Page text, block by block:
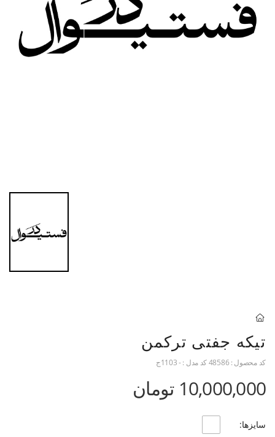
تیکه جفتی ترکمن
کد محصول : 48586کد مدل :- 1103ج
10,000,000 تومان
سایزها: